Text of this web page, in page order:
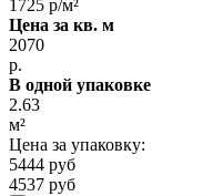
1725 р/м²
Цена за кв. м
2070
р.
В одной упаковке
2.63
м²
Цена за упаковку:
5444 руб
4537 руб